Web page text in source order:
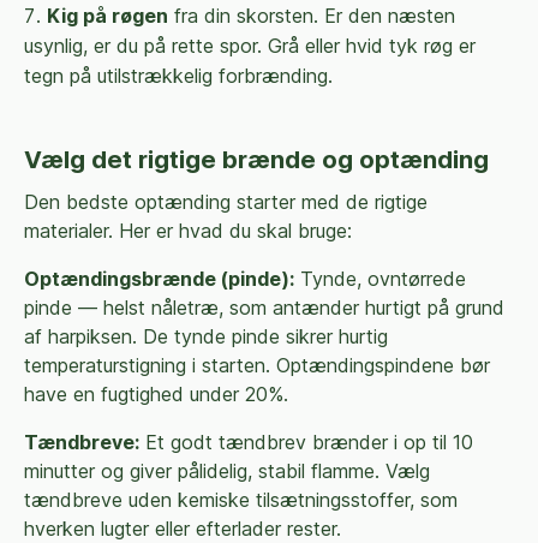
Kig på røgen fra din skorsten. Er den næsten
usynlig, er du på rette spor. Grå eller hvid tyk røg er
tegn på utilstrækkelig forbrænding.
Vælg det rigtige brænde og optænding
Den bedste optænding starter med de rigtige
materialer. Her er hvad du skal bruge:
Optændingsbrænde (pinde): Tynde, ovntørrede
pinde — helst nåletræ, som antænder hurtigt på grund
af harpiksen. De tynde pinde sikrer hurtig
temperaturstigning i starten. Optændingspindene bør
have en fugtighed under 20%.
Tændbreve: Et godt tændbrev brænder i op til 10
minutter og giver pålidelig, stabil flamme. Vælg
tændbreve uden kemiske tilsætningsstoffer, som
hverken lugter eller efterlader rester.